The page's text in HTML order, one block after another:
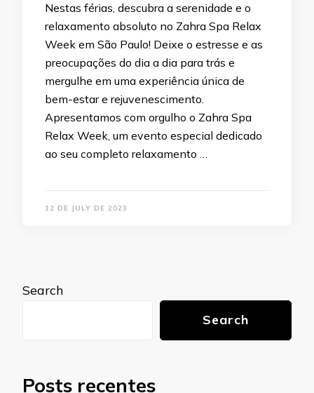
Nestas férias, descubra a serenidade e o
relaxamento absoluto no Zahra Spa Relax
Week em São Paulo! Deixe o estresse e as
preocupações do dia a dia para trás e
mergulhe em uma experiência única de
bem-estar e rejuvenescimento.
Apresentamos com orgulho o Zahra Spa
Relax Week, um evento especial dedicado
ao seu completo relaxamento …
12 DE JULY DE 2023
Search
Search
Posts recentes